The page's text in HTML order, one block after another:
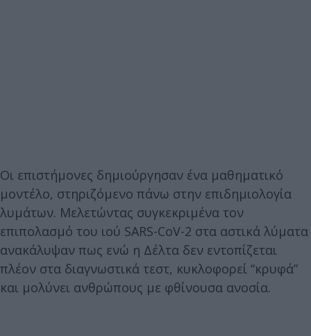
Οι επιστήμονες δημιούργησαν ένα μαθηματικό
μοντέλο, στηριζόμενο πάνω στην επιδημιολογία
λυμάτων. Μελετώντας συγκεκριμένα τον
επιπολασμό του ιού SARS-CoV-2 στα αστικά λύματα
ανακάλυψαν πως ενώ η Δέλτα δεν εντοπίζεται
πλέον στα διαγνωστικά τεστ, κυκλοφορεί “κρυφά”
και μολύνει ανθρώπους με φθίνουσα ανοσία.